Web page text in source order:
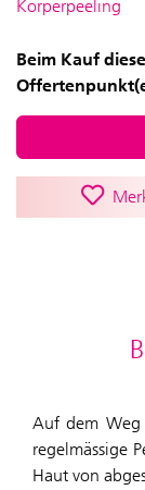
Körperpeeling
Beim Kauf
Auf dem
regelmässige
Haut von